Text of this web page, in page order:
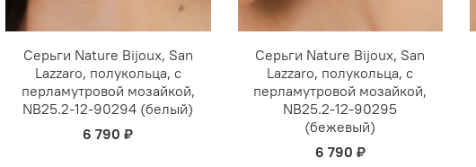
Серьги Nature Bijoux, San
Lazzaro, полукольца, с
перламутровой мозайкой,
NB25.2-12-90294 (белый)
6 790 ₽
Серьги Nature Bijoux, San
Lazzaro, полукольца, с
перламутровой мозайкой,
NB25.2-12-90295
(бежевый)
6 790 ₽